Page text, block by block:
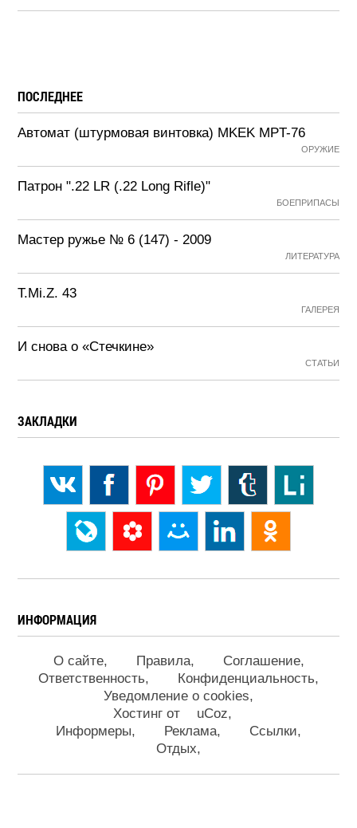
ПОСЛЕДНЕЕ
Автомат (штурмовая винтовка) MKEK MPT-76
ОРУЖИЕ
Патрон ".22 LR (.22 Long Rifle)"
БОЕПРИПАСЫ
Мастер ружье № 6 (147) - 2009
ЛИТЕРАТУРА
T.Mi.Z. 43
ГАЛЕРЕЯ
И снова о «Стечкине»
СТАТЬИ
ЗАКЛАДКИ
ИНФОРМАЦИЯ
О сайте Правила
Соглашение
Ответственность
Конфиденциальность
Уведомление о cookies
Хостинг от
uCoz
Информеры
Реклама
Ссылки
Отдых